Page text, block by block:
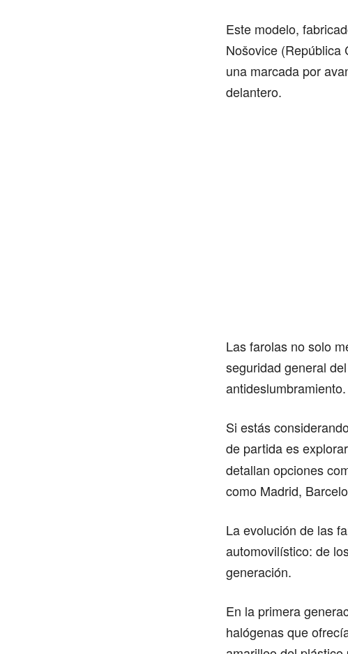
Este modelo,
Nošovice (República
una marcada por
delantero.
Las farolas no solo
seguridad general
antideslumbramiento.
Si estás
de partida es
detallan opciones
como Madrid,
La evolución de las
automovilístico: de
generación.
En la primera
halógenas que